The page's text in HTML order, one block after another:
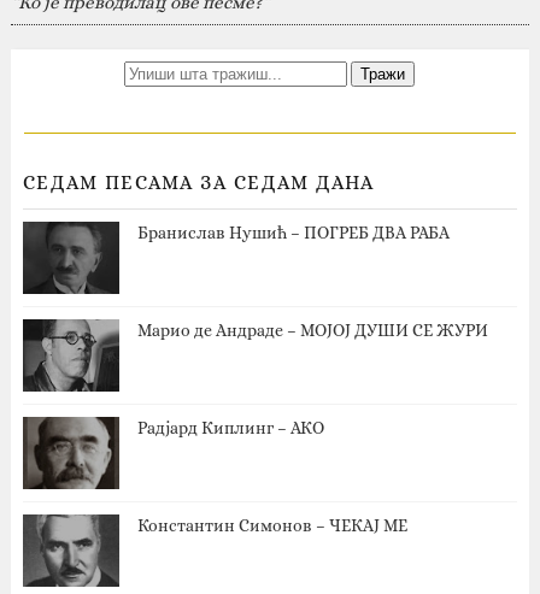
СЕДАМ ПЕСАМА ЗА СЕДАМ ДАНА
Бранислав Нушић – ПОГРЕБ ДВА РАБА
Марио де Андраде – МОЈОЈ ДУШИ СЕ ЖУРИ
Радјард Киплинг – АКО
Константин Симонов – ЧЕКАЈ МЕ